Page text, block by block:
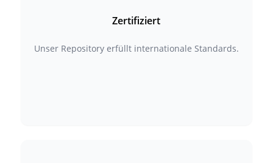
Zertifiziert
Unser Repository erfüllt internationale Standards.